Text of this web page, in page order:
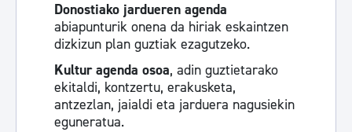
Donostiako jardueren agenda
abiapunturik onena da hiriak eskaintzen
dizkizun plan guztiak ezagutzeko.
Kultur agenda osoa, adin guztietarako
ekitaldi, kontzertu, erakusketa,
antzezlan, jaialdi eta jarduera nagusiekin
eguneratua.